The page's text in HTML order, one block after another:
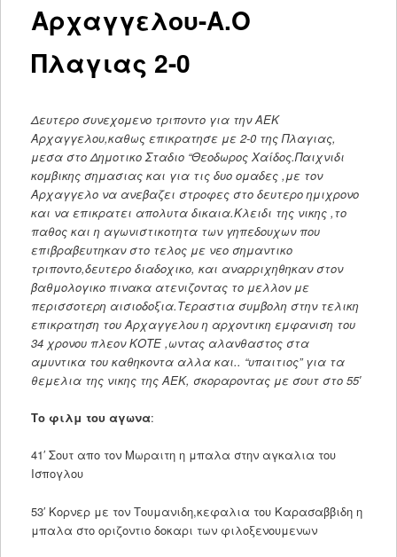
Αρχαγγελου-Α.Ο
Πλαγιας 2-0
Δευτερο συνεχομενο τριποντο για την ΑΕΚ
Αρχαγγελου,καθως επικρατησε με 2-0 της Πλαγιας,
μεσα στο Δημοτικο Σταδιο “Θεοδωρος Χαίδος.Παιχνιδι
κομβικης σημασιας και για τις δυο ομαδες ,με τον
Αρχαγγελο να ανεβαζει στροφες στο δευτερο ημιχρονο
και να επικρατει απολυτα δικαια.Κλειδι της νικης ,το
παθος και η αγωνιστικοτητα των γηπεδουχων που
επιβραβευτηκαν στο τελος με νεο σημαντικο
τριποντο,δευτερο διαδοχικο, και αναρριχηθηκαν στον
βαθμολογικο πινακα ατενιζοντας το μελλον με
περισσοτερη αισιοδοξια.Τεραστια συμβολη στην τελικη
επικρατηση του Αρχαγγελου η αρχοντικη εμφανιση του
34 χρονου πλεον ΚΟΤΕ ,ωντας αλανθαστος στα
αμυντικα του καθηκοντα αλλα και.. “υπαιτιος” για τα
θεμελια της νικης της ΑΕΚ, σκοραροντας με σουτ στο 55′
Το φιλμ του αγωνα:
41′ Σουτ απο τον Μωραιτη η μπαλα στην αγκαλια του
Ισπογλου
53′ Κορνερ με τον Τουμανιδη,κεφαλια του Καρασαββιδη η
μπαλα στο οριζοντιο δοκαρι των φιλοξενουμενων